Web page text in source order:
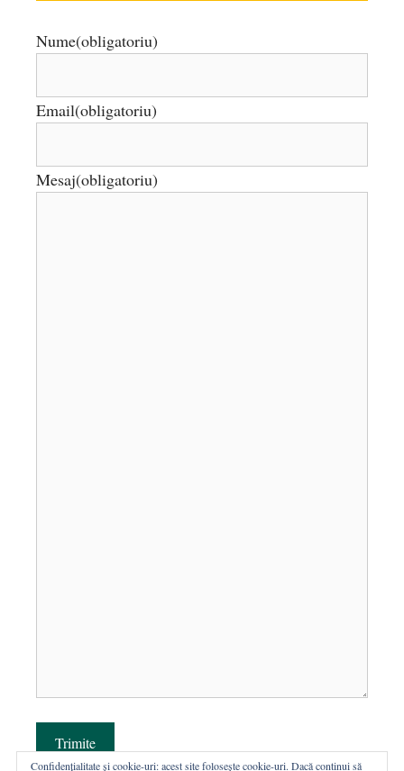
Nume(obligatoriu)
Email(obligatoriu)
Mesaj(obligatoriu)
Trimite
Confidențialitate și cookie-uri: acest site folosește cookie-uri. Dacă continui să